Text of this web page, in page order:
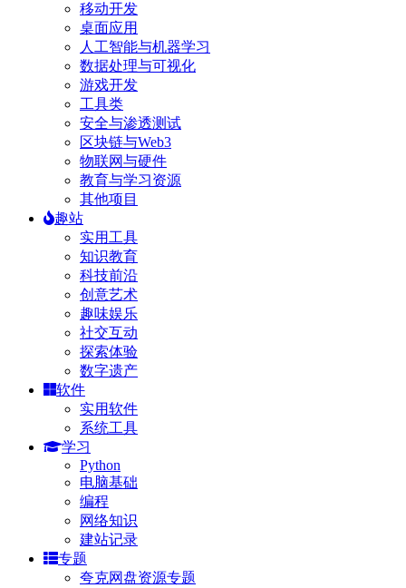
移动开发
桌面应用
人工智能与机器学习
数据处理与可视化
游戏开发
工具类
安全与渗透测试
区块链与Web3
物联网与硬件
教育与学习资源
其他项目
趣站
实用工具
知识教育
科技前沿
创意艺术
趣味娱乐
社交互动
探索体验
数字遗产
软件
实用软件
系统工具
学习
Python
电脑基础
编程
网络知识
建站记录
专题
夸克网盘资源专题